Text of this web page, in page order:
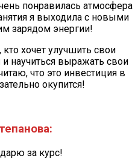
понравилась атмосфера
я выходила с новыми
зарядом энергии!
хочет улучшить свои
научиться выражать свои
что это инвестиция в
окупится!
за курс!